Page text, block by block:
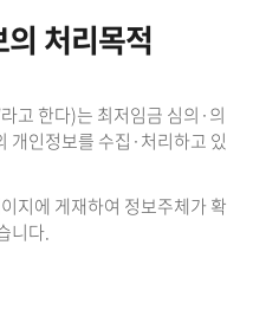
처리목적
고 한다)는 최저임금 심의·의
개인정보를 수집·처리하고 있
지에 게재하여 정보주체가 확
니다.